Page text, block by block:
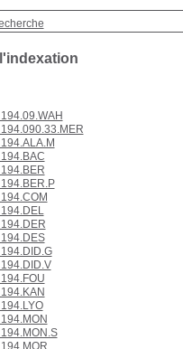
194.09.WAH
194.090.33.MER
194.ALA.M
194.BAC
194.BER
194.BER.P
194.COM
194.DEL
194.DER
194.DES
194.DID.G
194.DID.V
194.FOU
194.KAN
194.LYO
194.MON
194.MON.S
194.MOR